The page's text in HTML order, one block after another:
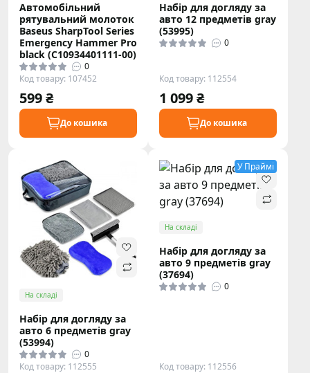
Автомобільний
рятувальний молоток
Baseus SharpTool Series
Emergency Hammer Pro
black (C10934401111-00)
0
Код товару: 107452
599 ₴
До кошика
Набір для догляду за
авто 12 предметів gray
(53995)
0
Код товару: 112554
1 099 ₴
До кошика
На складі
Набір для догляду за
авто 6 предметів gray
(53994)
0
Код товару: 112555
У Праймі
На складі
Набір для догляду за
авто 9 предметів gray
(37694)
0
Код товару: 112556